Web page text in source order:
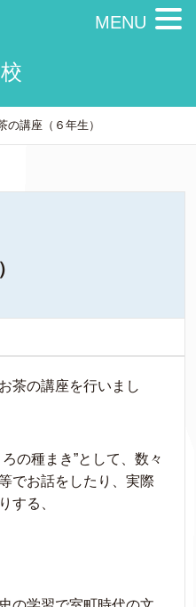
の講座（６年生）
茶の講座を行いまし
の種まき”として、数々
でお話をしたり、実際
する、
MENU